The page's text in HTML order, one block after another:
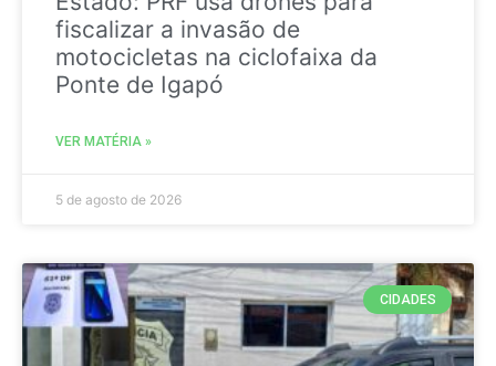
fiscalizar a invasão de
motocicletas na ciclofaixa da
Ponte de Igapó
VER MATÉRIA »
5 de agosto de 2026
CIDADES